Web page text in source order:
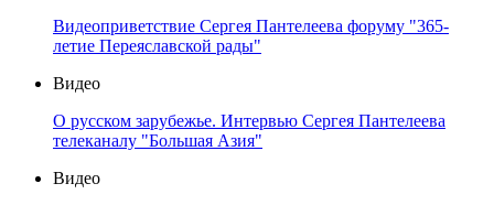
Видеоприветствие Сергея Пантелеева форуму "365-
летие Переяславской рады"
Видео
О русском зарубежье. Интервью Сергея Пантелеева
телеканалу "Большая Азия"
Видео